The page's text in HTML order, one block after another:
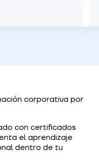
corporativa por
con certificados
el aprendizaje
dentro de tu